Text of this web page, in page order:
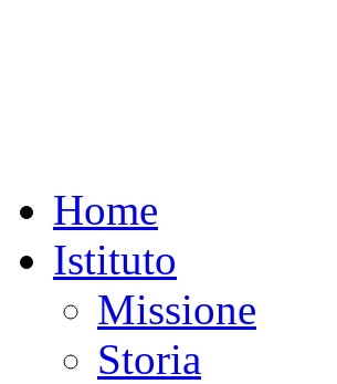
Home
Istituto
Missione
Storia